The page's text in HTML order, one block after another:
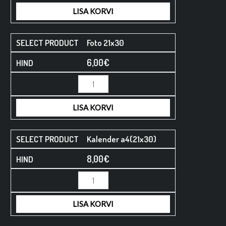
LISA KORVI
Foto 21x30
6,00€
LISA KORVI
Kalender a4(21x30)
8,00€
LISA KORVI